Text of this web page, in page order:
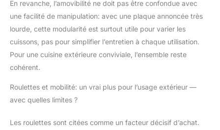
En revanche, l’amovibilité ne doit pas être confondue avec
une facilité de manipulation: avec une plaque annoncée très
lourde, cette modularité est surtout utile pour varier les
cuissons, pas pour simplifier l’entretien à chaque utilisation.
Pour une cuisine extérieure conviviale, l’ensemble reste
cohérent.
Roulettes et mobilité: un vrai plus pour l’usage extérieur —
avec quelles limites ?
Les roulettes sont citées comme un facteur décisif d’achat.